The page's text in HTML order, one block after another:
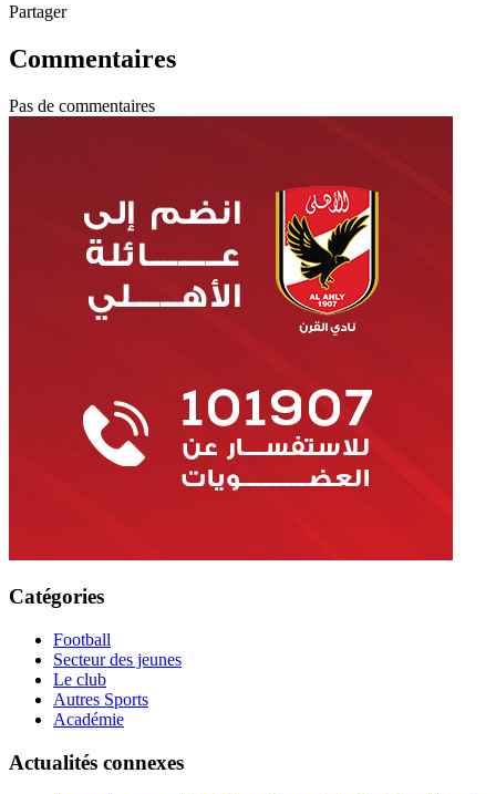
Partager
Commentaires
Pas de commentaires
Catégories
Football
Secteur des jeunes
Le club
Autres Sports
Académie
Actualités connexes